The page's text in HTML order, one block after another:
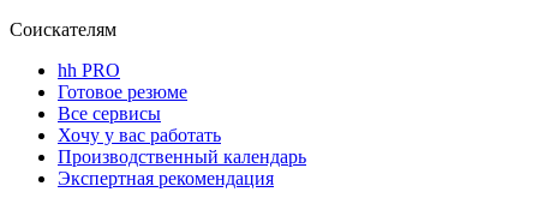
Соискателям
hh PRO
Готовое резюме
Все сервисы
Хочу у вас работать
Производственный календарь
Экспертная рекомендация